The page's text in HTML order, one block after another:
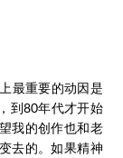
最重要的动因是
到80年代才开始
我的创作也和老
去的。如果精神